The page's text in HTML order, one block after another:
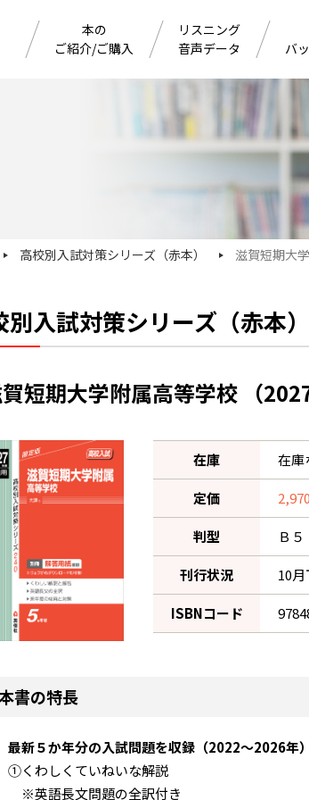
本の
ご紹介/ご購入
リスニング
音声データ
バ
高校別入試対策シリーズ（赤本） 滋賀短期大
別入試対策シリーズ（赤本）
短期大学附属高等学校 （
在庫 在庫
定価
判型 Ｂ５
刊行状況 10
ISBNコード
書の特長
最新５か年分の入試問題を収録（2022～2026年）
①くわしくていねいな解説
※英語長文問題の全訳付き